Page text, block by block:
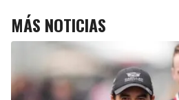
MÁS NOTICIAS